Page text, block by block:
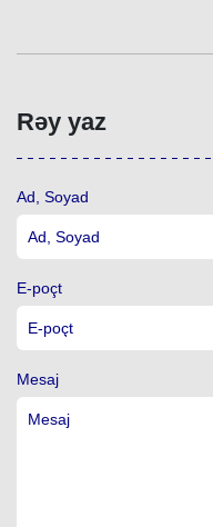
Rəy yaz
Ad, Soyad
E-poçt
Mesaj